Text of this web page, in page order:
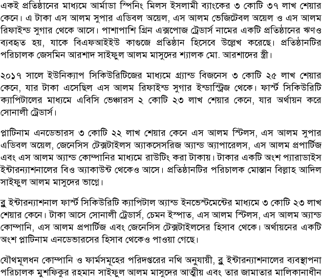
একই প্রতিষ্ঠানের মাধ্যমে আর্মাডা স্পিনিং মিলস ইসলামী ব্যাংকের ৩ কোটি ৩৭ লাখ শেয়ার
কেনে। এ টাকা এস আলম সুপার এডিবল অয়েল, এস আলম ভেজিটেবল অয়েল ও এস আলম
রিফাইন্ড সুগার থেকে আসে। পাশাপাশি গ্রিন এক্সপোজ ট্রেডার্স নামের একটি প্রতিষ্ঠানের ঋণও
ব্যবহৃত হয়, যাকে বিএফআইইউ কাগুজে প্রতিষ্ঠান হিসেবে উল্লেখ করেছে। প্রতিষ্ঠানটির
পরিচালক জেসমিন আরশাদ সাইফুল আলম মাসুদের শ্যালক মো. আরশাদের স্ত্রী।
২০১৭ সালে ইউনিক্যাপ সিকিউরিটিজের মাধ্যমে গ্র্যান্ড বিজনেস ৩ কোটি ২৫ লাখ শেয়ার
কেনে, যার টাকা এসেছিল এস আলম রিফাইন্ড সুগার ইন্ডাস্ট্রিজ থেকে। ফার্স্ট সিকিউরিটি
ক্যাপিটালের মাধ্যমে এবিসি ভেঞ্চারস ২ কোটি ২৩ লাখ শেয়ার কেনে, যার অর্থায়ন করে
সোনালী ট্রেডার্স।
প্লাটিনাম এনডেভারস ৩ কোটি ২২ লাখ শেয়ার কেনে এস আলম স্টিলস, এস আলম সুপার
এডিবল অয়েল, জেনেসিস টেক্সটাইলস অ্যাকসেসরিজ অ্যান্ড অ্যাপারেলস, এস আলম প্রপার্টিজ
এবং এস আলম অ্যান্ড কোম্পানির মাধ্যমে রাউটিং করা টাকায়। টাকার একটি অংশ প্যারাডাইস
ইন্টারন্যাশনালের বিও অ্যাকাউন্ট থেকেও আসে। প্রতিষ্ঠানটির পরিচালক মোস্তান বিল্লাহ আদিল
সাইফুল আলম মাসুদের ভাগ্নে।
ব্লু ইন্টারন্যাশনাল ফার্স্ট সিকিউরিটি ক্যাপিটাল অ্যান্ড ইনভেস্টমেন্টের মাধ্যমে ৩ কোটি ২৩ লাখ
শেয়ার কেনে। টাকা আসে সোনালী ট্রেডার্স, চেমন ইস্পাত, এস আলম স্টিলস, এস আলম অ্যান্ড
কোম্পানি, এস আলম প্রপার্টিজ এবং জেনেসিস টেক্সটাইলসের হিসাব থেকে। অর্থায়নের একটি
অংশ প্লাটিনাম এনডেভারসের হিসাব থেকেও পাওয়া গেছে।
যৌথমূলধন কোম্পানি ও ফার্মসমূহের পরিদপ্তরের নথি অনুযায়ী, ব্লু ইন্টারন্যাশনালের ব্যবস্থাপনা
পরিচালক মুশফিকুর রহমান সাইফুল আলম মাসুদের আত্মীয় এবং তার জামাতার মালিকানাধীন